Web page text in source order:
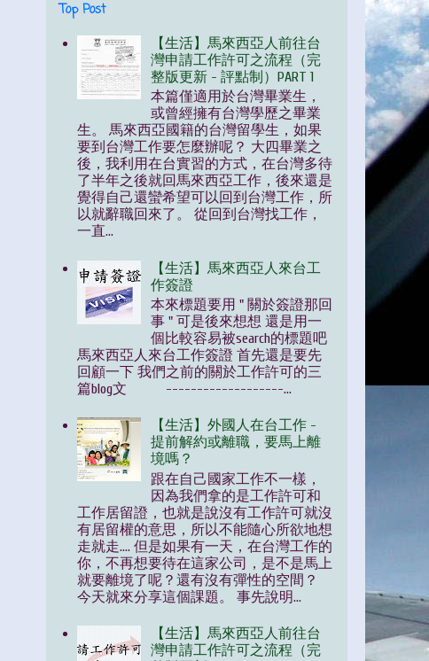
Top Post
【生活】馬來西亞人前往台
灣申請工作許可之流程（完
整版更新 - 評點制）PART 1
本篇僅適用於台灣畢業生，
或曾經擁有台灣學歷之畢業
生。 馬來西亞國籍的台灣留學生，如果
要到台灣工作要怎麼辦呢？ 大四畢業之
後，我利用在台實習的方式，在台灣多待
了半年之後就回馬來西亞工作，後來還是
覺得自己還蠻希望可以回到台灣工作，所
以就辭職回來了。 從回到台灣找工作，
一直...
【生活】馬來西亞人來台工
作簽證
本來標題要用 " 關於簽證那回
事 " 可是後來想想 還是用一
個比較容易被search的標題吧
馬來西亞人來台工作簽證 首先還是要先
回顧一下 我們之前的關於工作許可的三
篇blog文 -------------------...
【生活】外國人在台工作 -
提前解約或離職，要馬上離
境嗎？
跟在自己國家工作不一樣，
因為我們拿的是工作許可和
工作居留證，也就是說沒有工作許可就沒
有居留權的意思，所以不能隨心所欲地想
走就走.... 但是如果有一天，在台灣工作的
你，不再想要待在這家公司，是不是馬上
就要離境了呢？還有沒有彈性的空間？
今天就來分享這個課題。 事先說明...
【生活】馬來西亞人前往台
灣申請工作許可之流程（完